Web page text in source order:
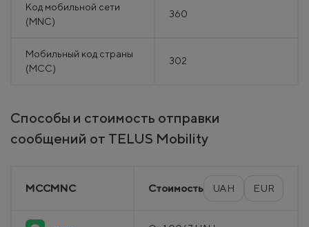
Код мобильной сети
(MNC)
360
Мобильный код страны
(MCC)
302
Способы и стоимость отправки
сообщений от TELUS Mobility
MCCMNC Стоимость UAH EUR